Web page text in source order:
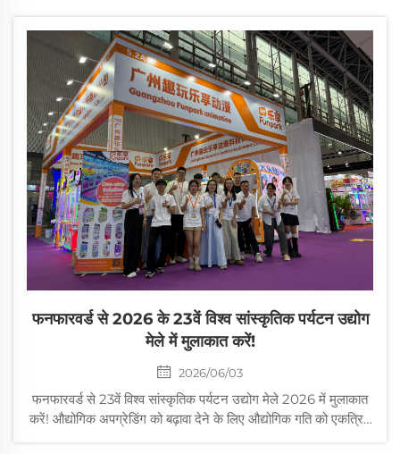
फनफारवर्ड से 2026 के 23वें विश्व सांस्कृतिक पर्यटन उद्योग
मेले में मुलाकात करें!
2026/06/03
फनफारवर्ड से 23वें विश्व सांस्कृतिक पर्यटन उद्योग मेले 2026 में मुलाकात
करें! औद्योगिक अपग्रेडिंग को बढ़ावा देने के लिए औद्योगिक गति को एकत्रित